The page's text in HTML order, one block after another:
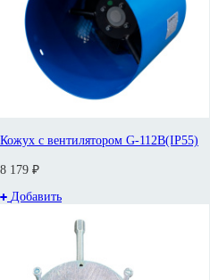
Кожух с вентилятором G-112B(IP55)
8 179 ₽
Добавить